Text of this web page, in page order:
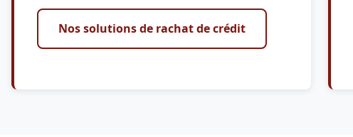
Nos solutions de rachat de crédit